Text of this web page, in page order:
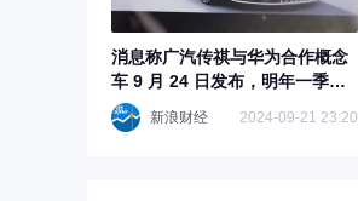
消息称广汽传祺与华为合作概念
车 9 月 24 日发布，明年一季度
上市
新浪财经 2024-09-21 23:20